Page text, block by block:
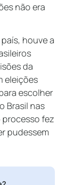
não era
houve a
da
eleições
escolher
Brasil nas
processo fez
pudessem